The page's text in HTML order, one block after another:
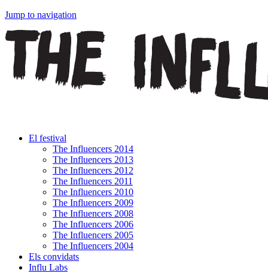
Jump to navigation
El festival
The Influencers 2014
The Influencers 2013
The Influencers 2012
The Influencers 2011
The Influencers 2010
The Influencers 2009
The Influencers 2008
The Influencers 2006
The Influencers 2005
The Influencers 2004
Els convidats
Influ Labs